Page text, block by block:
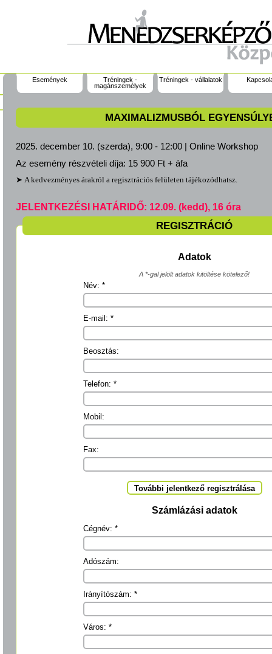
Események
Tréningek -
magánszemélyek
Tréningek - vállalatok
MAXIMALIZMUSBÓL
2025. december 10. (szerda), 9:00 - 12:00 | Online Workshop
Az esemény részvételi díja: 15 900 Ft + áfa
➤ A kedvezményes árakról a regisztrációs felületen tájékozódhatsz.
JELENTKEZÉSI HATÁRIDŐ: 12.09. (kedd), 16 óra
REGISZTRÁCIÓ
Adatok
A *-gal jelölt adatok kitöltése kötelező!
Név: *
E-mail: *
Beosztás:
Telefon: *
Mobil:
Fax:
További jelentkező regisztrálása
Számlázási adatok
Cégnév: *
Adószám:
Irányítószám: *
Város: *